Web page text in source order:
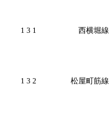
1 3 1 西横堀線
1 3 2 松屋町筋線